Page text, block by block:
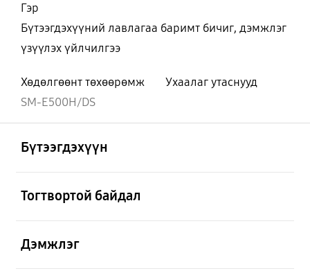
Гэр
Бүтээгдэхүүний лавлагаа баримт бичиг, дэмжлэг
үзүүлэх үйлчилгээ
Хөдөлгөөнт төхөөрөмж
Ухаалаг утаснууд
SM-E500H/DS
Бүтээгдэхүүн
Тогтвортой байдал
Дэмжлэг